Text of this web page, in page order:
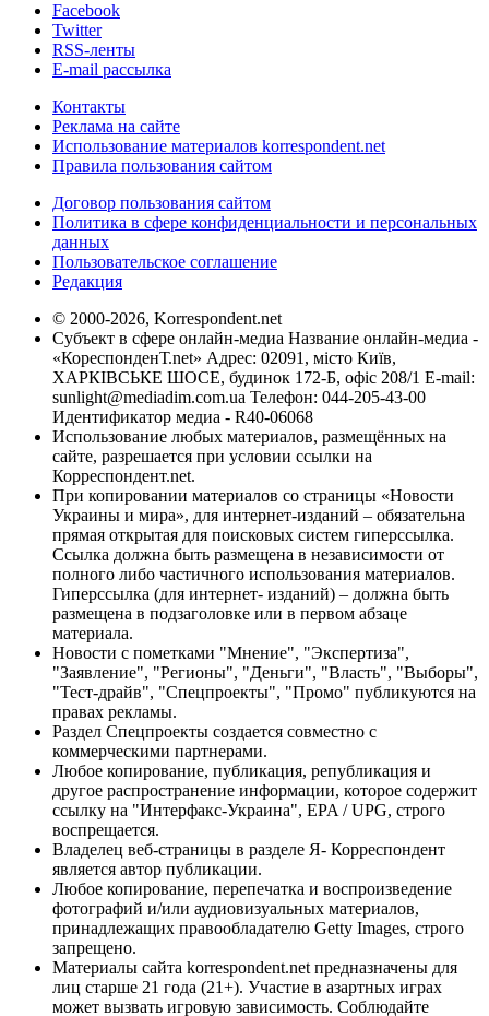
Facebook
Twitter
RSS-ленты
E-mail рассылка
Контакты
Реклама на сайте
Использование материалов korrespondent.net
Правила пользования сайтом
Договор пользования сайтом
Политика в сфере конфиденциальности и персональных
данных
Пользовательское соглашение
Редакция
© 2000-2026, Korrespondent.net
Субъект в сфере онлайн-медиа Название онлайн-медиа -
«КореспонденТ.net» Адрес: 02091, місто Київ,
ХАРКІВСЬКЕ ШОСЕ, будинок 172-Б, офіс 208/1 E-mail:
sunlight@mediadim.com.ua Телефон: 044-205-43-00
Идентификатор медиа - R40-06068
Использование любых материалов, размещённых на
сайте, разрешается при условии ссылки на
Корреспондент.net.
При копировании материалов со страницы «Новости
Украины и мира», для интернет-изданий – обязательна
прямая открытая для поисковых систем гиперссылка.
Ссылка должна быть размещена в независимости от
полного либо частичного использования материалов.
Гиперссылка (для интернет- изданий) – должна быть
размещена в подзаголовке или в первом абзаце
материала.
Новости с пометками "Мнение", "Экспертиза",
"Заявление", "Регионы", "Деньги", "Власть", "Выборы",
"Тест-драйв", "Спецпроекты", "Промо" публикуются на
правах рекламы.
Раздел Спецпроекты создается совместно с
коммерческими партнерами.
Любое копирование, публикация, републикация и
другое распространение информации, которое содержит
ссылку на "Интерфакс-Украина", EPA / UPG, строго
воспрещается.
Владелец веб-страницы в разделе Я- Корреспондент
является автор публикации.
Любое копирование, перепечатка и воспроизведение
фотографий и/или аудиовизуальных материалов,
принадлежащих правообладателю Getty Images, строго
запрещено.
Материалы сайта korrespondent.net предназначены для
лиц старше 21 года (21+). Участие в азартных играх
может вызвать игровую зависимость. Соблюдайте